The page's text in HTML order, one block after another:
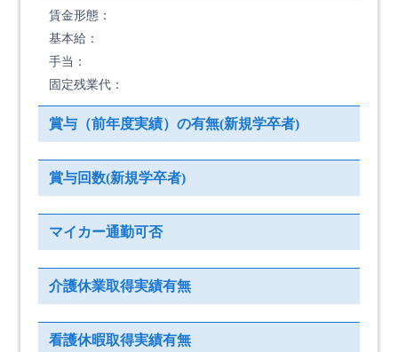
賃金形態：
基本給：
手当：
固定残業代：
賞与（前年度実績）の有無(新規学卒者)
賞与回数(新規学卒者)
マイカー通勤可否
介護休業取得実績有無
看護休暇取得実績有無